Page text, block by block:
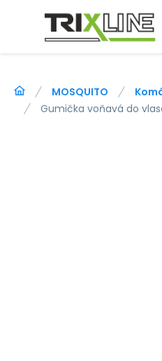
MOSQUITO
Gumička voňavá do